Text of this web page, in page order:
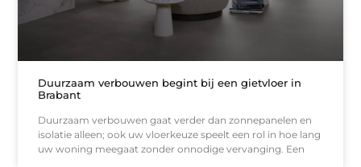
Duurzaam verbouwen begint bij een gietvloer in
Brabant
Duurzaam verbouwen gaat verder dan zonnepanelen en
isolatie alleen; ook uw vloerkeuze speelt een rol in hoe lang
uw woning meegaat zonder onnodige vervanging. Een